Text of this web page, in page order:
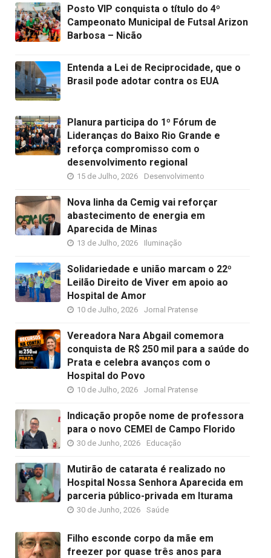
Posto VIP conquista o título do 4º
Campeonato Municipal de Futsal Arizon
Barbosa – Nicão
Entenda a Lei de Reciprocidade, que o
Brasil pode adotar contra os EUA
Planura participa do 1º Fórum de
Lideranças do Baixo Rio Grande e
reforça compromisso com o
desenvolvimento regional
15 de Julho, 2026 Desenvolvimento
Nova linha da Cemig vai reforçar
abastecimento de energia em
Aparecida de Minas
13 de Julho, 2026 Iluminação
Solidariedade e união marcam o 22º
Leilão Direito de Viver em apoio ao
Hospital de Amor
10 de Julho, 2026 Jornal Pratense
Vereadora Nara Abgail comemora
conquista de R$ 250 mil para a saúde do
Prata e celebra avanços com o
Hospital do Povo
10 de Julho, 2026 Jornal Pratense
Indicação propõe nome de professora
para o novo CEMEI de Campo Florido
30 de Junho, 2026 Educação
Mutirão de catarata é realizado no
Hospital Nossa Senhora Aparecida em
parceria público-privada em Iturama
30 de Junho, 2026 Saúde
Filho esconde corpo da mãe em
freezer por quase três anos para